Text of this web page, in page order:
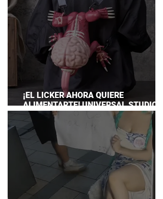
¡EL LICKER AHORA QUIERE
ALIMENTARTE! UNIVERSAL STUDIOS
JAPAN PRESENTA SU TERRORÍFICA
COLECCIÓN DE RESIDENT EVIL